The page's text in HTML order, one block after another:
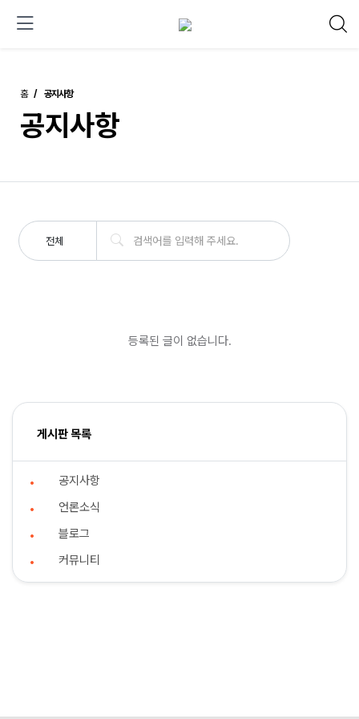
홈 공지사항
공지사항
전체
등록된 글이 없습니다.
게시판 목록
공지사항
언론소식
블로그
커뮤니티